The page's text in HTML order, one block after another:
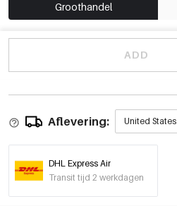
Groothandel
ADD
Aflevering: United States
DHL Express Air
Transit tijd 2 werkdagen